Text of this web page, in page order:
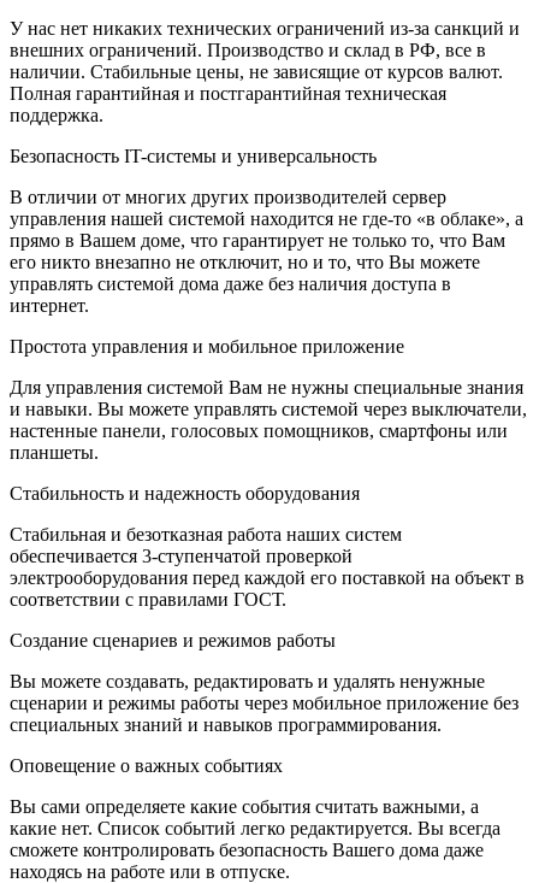
У нас нет никаких технических ограничений из-за санкций и
внешних ограничений. Производство и склад в РФ, все в
наличии. Стабильные цены, не зависящие от курсов валют.
Полная гарантийная и постгарантийная техническая
поддержка.
Безопасность IT-системы и универсальность
В отличии от многих других производителей сервер
управления нашей системой находится не где-то «в облаке», а
прямо в Вашем доме, что гарантирует не только то, что Вам
его никто внезапно не отключит, но и то, что Вы можете
управлять системой дома даже без наличия доступа в
интернет.
Простота управления и мобильное приложение
Для управления системой Вам не нужны специальные знания
и навыки. Вы можете управлять системой через выключатели,
настенные панели, голосовых помощников, смартфоны или
планшеты.
Стабильность и надежность оборудования
Стабильная и безотказная работа наших систем
обеспечивается 3-ступенчатой проверкой
электрооборудования перед каждой его поставкой на объект в
соответствии с правилами ГОСТ.
Создание сценариев и режимов работы
Вы можете создавать, редактировать и удалять ненужные
сценарии и режимы работы через мобильное приложение без
специальных знаний и навыков программирования.
Оповещение о важных событиях
Вы сами определяете какие события считать важными, а
какие нет. Список событий легко редактируется. Вы всегда
сможете контролировать безопасность Вашего дома даже
находясь на работе или в отпуске.